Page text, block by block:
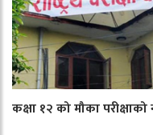
कक्षा १२ को मौका परीक्षाको